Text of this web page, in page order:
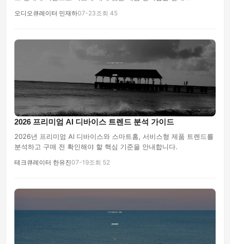
오디오큐레이터 민재하07-23조회 45
2026 프리미엄 AI 디바이스 트렌드 분석 가이드
2026년 프리미엄 AI 디바이스와 스마트홈, 서비스형 제품 트렌드를
분석하고 구매 전 확인해야 할 핵심 기준을 안내합니다.
테크큐레이터 한유진07-19조회 52